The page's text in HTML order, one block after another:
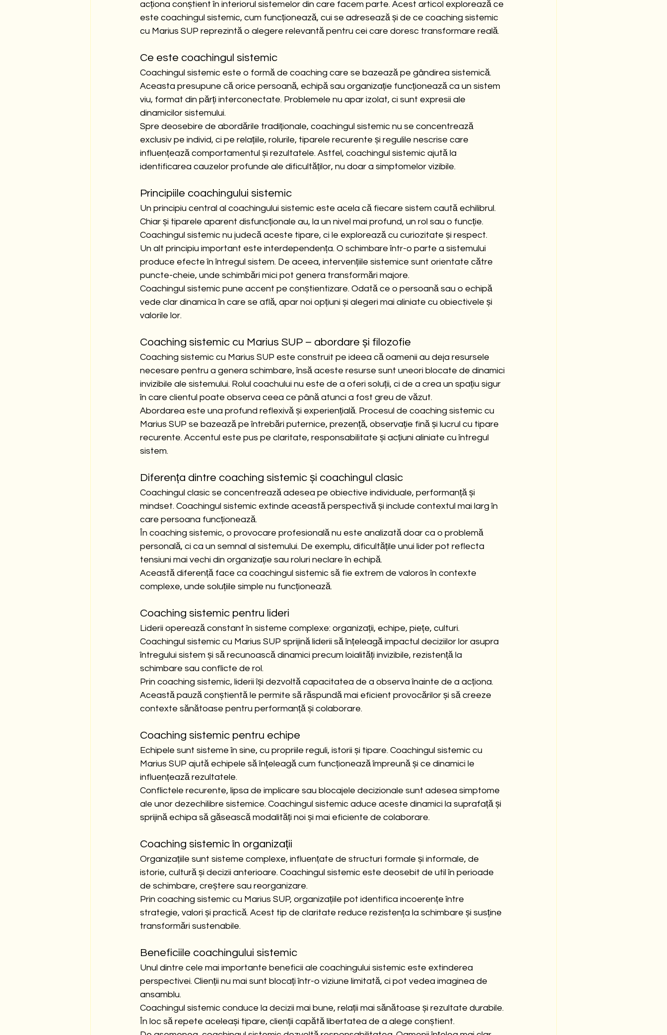
acționa conștient în interiorul sistemelor din care facem parte. Acest articol explorează ce
este coachingul sistemic, cum funcționează, cui se adresează și de ce coaching sistemic
cu Marius SUP reprezintă o alegere relevantă pentru cei care doresc transformare reală.
Ce este coachingul sistemic
Coachingul sistemic este o formă de coaching care se bazează pe gândirea sistemică.
Aceasta presupune că orice persoană, echipă sau organizație funcționează ca un sistem
viu, format din părți interconectate. Problemele nu apar izolat, ci sunt expresii ale
dinamicilor sistemului.
Spre deosebire de abordările tradiționale, coachingul sistemic nu se concentrează
exclusiv pe individ, ci pe relațiile, rolurile, tiparele recurente și regulile nescrise care
influențează comportamentul și rezultatele. Astfel, coachingul sistemic ajută la
identificarea cauzelor profunde ale dificultăților, nu doar a simptomelor vizibile.
Principiile coachingului sistemic
Un principiu central al coachingului sistemic este acela că fiecare sistem caută echilibrul.
Chiar și tiparele aparent disfuncționale au, la un nivel mai profund, un rol sau o funcție.
Coachingul sistemic nu judecă aceste tipare, ci le explorează cu curiozitate și respect.
Un alt principiu important este interdependența. O schimbare într-o parte a sistemului
produce efecte în întregul sistem. De aceea, intervențiile sistemice sunt orientate către
puncte-cheie, unde schimbări mici pot genera transformări majore.
Coachingul sistemic pune accent pe conștientizare. Odată ce o persoană sau o echipă
vede clar dinamica în care se află, apar noi opțiuni și alegeri mai aliniate cu obiectivele și
valorile lor.
Coaching sistemic cu Marius SUP – abordare și filozofie
Coaching sistemic cu Marius SUP este construit pe ideea că oamenii au deja resursele
necesare pentru a genera schimbare, însă aceste resurse sunt uneori blocate de dinamici
invizibile ale sistemului. Rolul coachului nu este de a oferi soluții, ci de a crea un spațiu sigur
în care clientul poate observa ceea ce până atunci a fost greu de văzut.
Abordarea este una profund reflexivă și experiențială. Procesul de coaching sistemic cu
Marius SUP se bazează pe întrebări puternice, prezență, observație fină și lucrul cu tipare
recurente. Accentul este pus pe claritate, responsabilitate și acțiuni aliniate cu întregul
sistem.
Diferența dintre coaching sistemic și coachingul clasic
Coachingul clasic se concentrează adesea pe obiective individuale, performanță și
mindset. Coachingul sistemic extinde această perspectivă și include contextul mai larg în
care persoana funcționează.
În coaching sistemic, o provocare profesională nu este analizată doar ca o problemă
personală, ci ca un semnal al sistemului. De exemplu, dificultățile unui lider pot reflecta
tensiuni mai vechi din organizație sau roluri neclare în echipă.
Această diferență face ca coachingul sistemic să fie extrem de valoros în contexte
complexe, unde soluțiile simple nu funcționează.
Coaching sistemic pentru lideri
Liderii operează constant în sisteme complexe: organizații, echipe, piețe, culturi.
Coachingul sistemic cu Marius SUP sprijină liderii să înțeleagă impactul deciziilor lor asupra
întregului sistem și să recunoască dinamici precum loialități invizibile, rezistență la
schimbare sau conflicte de rol.
Prin coaching sistemic, liderii își dezvoltă capacitatea de a observa înainte de a acționa.
Această pauză conștientă le permite să răspundă mai eficient provocărilor și să creeze
contexte sănătoase pentru performanță și colaborare.
Coaching sistemic pentru echipe
Echipele sunt sisteme în sine, cu propriile reguli, istorii și tipare. Coachingul sistemic cu
Marius SUP ajută echipele să înțeleagă cum funcționează împreună și ce dinamici le
influențează rezultatele.
Conflictele recurente, lipsa de implicare sau blocajele decizionale sunt adesea simptome
ale unor dezechilibre sistemice. Coachingul sistemic aduce aceste dinamici la suprafață și
sprijină echipa să găsească modalități noi și mai eficiente de colaborare.
Coaching sistemic în organizații
Organizațiile sunt sisteme complexe, influențate de structuri formale și informale, de
istorie, cultură și decizii anterioare. Coachingul sistemic este deosebit de util în perioade
de schimbare, creștere sau reorganizare.
Prin coaching sistemic cu Marius SUP, organizațiile pot identifica incoerențe între
strategie, valori și practică. Acest tip de claritate reduce rezistența la schimbare și susține
transformări sustenabile.
Beneficiile coachingului sistemic
Unul dintre cele mai importante beneficii ale coachingului sistemic este extinderea
perspectivei. Clienții nu mai sunt blocați într-o viziune limitată, ci pot vedea imaginea de
ansamblu.
Coachingul sistemic conduce la decizii mai bune, relații mai sănătoase și rezultate durabile.
În loc să repete aceleași tipare, clienții capătă libertatea de a alege conștient.